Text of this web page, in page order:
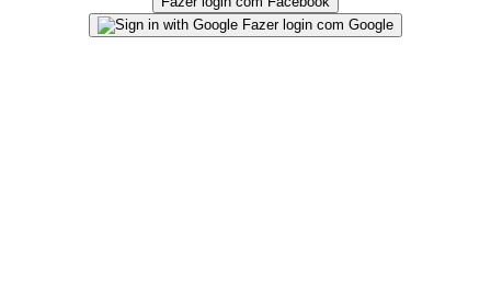
Fazer login com Google